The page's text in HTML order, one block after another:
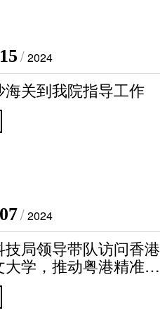
/2024
海关到我院指导工作
/2024
技局领导带队访问香港
大学，推动粤港精准医
及成果转化领域的合